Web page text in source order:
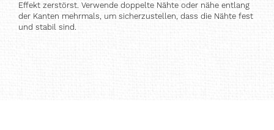
Effekt zerstörst. Verwende doppelte Nähte oder nähe entlang
der Kanten mehrmals, um sicherzustellen, dass die Nähte fest
und stabil sind.